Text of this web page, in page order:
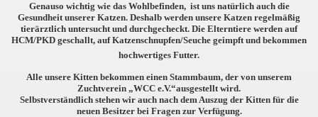
Genauso wichtig wie das Wohlbefinden, ist uns natürlich auch die
Gesundheit unserer Katzen. Deshalb werden unsere Katzen regelmäßig
tierärztlich untersucht und durchgecheckt. Die Elterntiere werden auf
HCM/PKD geschallt, auf Katzenschnupfen/Seuche geimpft und bekommen
hochwertiges Futter.
Alle unsere Kitten bekommen einen Stammbaum, der von unserem
Zuchtverein „WCC e.V.“ausgestellt wird.
Selbstverständlich stehen wir auch nach dem Auszug der Kitten für die
neuen Besitzer bei Fragen zur Verfügung.